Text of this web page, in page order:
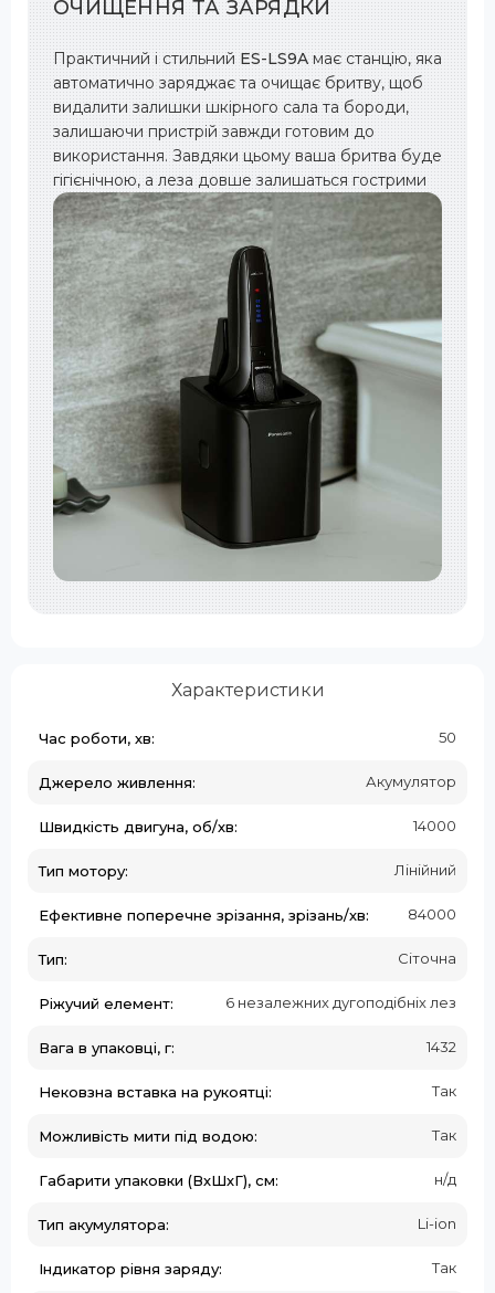
ОЧИЩЕННЯ ТА ЗАРЯДКИ
Практичний і стильнийES-LS9Aмає станцію, яка
автоматично заряджає та очищає бритву, щоб
видалити залишки шкірного сала та бороди,
залишаючи пристрій завжди готовим до
використання. Завдяки цьому ваша бритва буде
гігієнічною, а леза довше залишаться гострими
Характеристики
Час роботи, хв: 50
Джерело живлення: Акумулятор
Швидкість двигуна, об/хв: 14000
Тип мотору: Лінійний
Ефективне поперечне зрізання, зрізань/хв: 84000
Тип: Сіточна
Ріжучий елемент: 6 незалежних дугоподібніх лез
Вага в упаковці, г: 1432
Нековзна вставка на рукоятці: Так
Можливість мити під водою: Так
Габарити упаковки (ВхШхГ), см: н/д
Тип акумулятора: Li-ion
Індикатор рівня заряду: Так